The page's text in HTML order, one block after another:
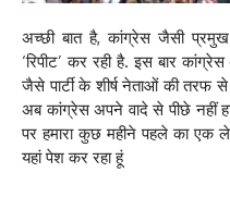
अच्छी बात है, कांग्रेस जैसी प्रमुख
‘रिपीट’ कर रही है. इस बार
जैसे पार्टी के शीर्ष नेताओं की तरफ
अब कांग्रेस अपने वादे से पीछे नहीं
पर हमारा कुछ महीने पहले का एक
यहां पेश कर रहा हूं